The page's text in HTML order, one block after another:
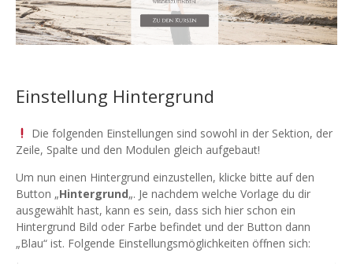
Einstellung Hintergrund
Die folgenden Einstellungen sind sowohl in der Sektion, der
Zeile, Spalte und den Modulen gleich aufgebaut!
Um nun einen Hintergrund einzustellen, klicke bitte auf den
Button „Hintergrund„. Je nachdem welche Vorlage du dir
ausgewählt hast, kann es sein, dass sich hier schon ein
Hintergrund Bild oder Farbe befindet und der Button dann
„Blau“ ist. Folgende Einstellungsmöglichkeiten öffnen sich: